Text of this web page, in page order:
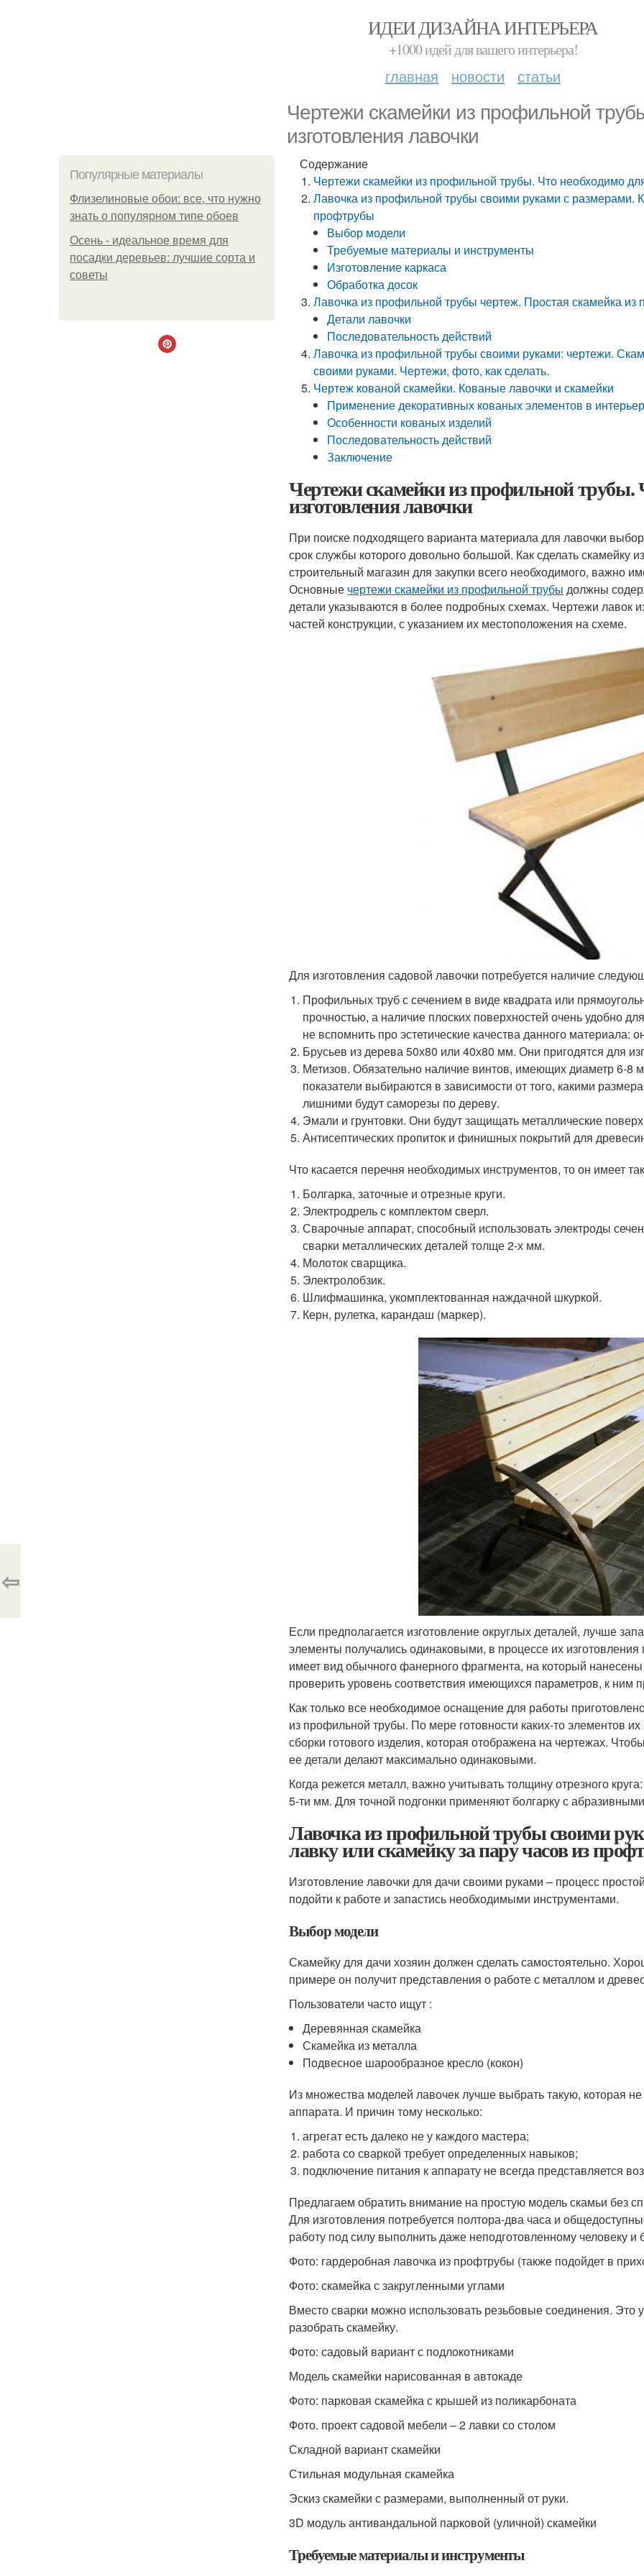
ИДЕИ ДИЗАЙНА ИНТЕРЬЕРА
+1000 идей для вашего интерьера!
главная новости статьи
Чертежи скамейки из профильной
изготовления лавочки
Популярные материалы
Флизелиновые обои: все, что нужно
знать о популярном типе обоев
Осень - идеальное время для
посадки деревьев: лучшие сорта и
советы
Содержание
Чертежи скамейки из профильной трубы. Что необходимо
Лавочка из профильной трубы своими руками с размерами.
профтрубы
Выбор модели
Требуемые материалы и инструменты
Изготовление каркаса
Обработка досок
Лавочка из профильной трубы чертеж. Простая скамейка
Детали лавочки
Последовательность действий
Лавочка из профильной трубы своими руками: чертежи.
своими руками. Чертежи, фото, как сделать.
Чертеж кованой скамейки. Кованые лавочки и скамейки
Применение декоративных кованых элементов в
Особенности кованых изделий
Последовательность действий
Заключение
Чертежи скамейки из профильной трубы.
изготовления лавочки
При поиске подходящего варианта материала для лавочки
срок службы которого довольно большой. Как сделать
строительный магазин для закупки всего необходимого, важно
Основные чертежи скамейки из профильной трубы должны
детали указываются в более подробных схемах. Чертежи
частей конструкции, с указанием их местоположения на схеме.
Для изготовления садовой лавочки потребуется наличие
Профильных труб с сечением в виде квадрата или
прочностью, а наличие плоских поверхностей очень удобно
не вспомнить про эстетические качества данного
Брусьев из дерева 50х80 или 40х80 мм. Они пригодятся для
Метизов. Обязательно наличие винтов, имеющих диаметр 6-
показатели выбираются в зависимости от того, какими
лишними будут саморезы по дереву.
Эмали и грунтовки. Они будут защищать металлические
Антисептических пропиток и финишных покрытий для
Что касается перечня необходимых инструментов, то он имеет
Болгарка, заточные и отрезные круги.
Электродрель с комплектом сверл.
Сварочные аппарат, способный использовать электроды
сварки металлических деталей толще 2-х мм.
Молоток сварщика.
Электролобзик.
Шлифмашинка, укомплектованная наждачной шкуркой.
Керн, рулетка, карандаш (маркер).
Если предполагается изготовление округлых деталей, лучше
элементы получались одинаковыми, в процессе их изготовления
имеет вид обычного фанерного фрагмента, на который
проверить уровень соответствия имеющихся параметров, к
Как только все необходимое оснащение для работы
из профильной трубы. По мере готовности каких-то элементов
сборки готового изделия, которая отображена на чертежах.
ее детали делают максимально одинаковыми.
Когда режется металл, важно учитывать толщину отрезного
5-ти мм. Для точной подгонки применяют болгарку с
Лавочка из профильной трубы своими
лавку или скамейку за пару часов из
Изготовление лавочки для дачи своими руками – процесс
подойти к работе и запастись необходимыми инструментами.
Выбор модели
Скамейку для дачи хозяин должен сделать самостоятельно.
примере он получит представления о работе с металлом и
Пользователи часто ищут :
Деревянная скамейка
Скамейка из металла
Подвесное шарообразное кресло (кокон)
Из множества моделей лавочек лучше выбрать такую, которая
аппарата. И причин тому несколько:
агрегат есть далеко не у каждого мастера;
работа со сваркой требует определенных навыков;
подключение питания к аппарату не всегда представляется
Предлагаем обратить внимание на простую модель скамьи без
Для изготовления потребуется полтора-два часа и
работу под силу выполнить даже неподготовленному человеку и
Фото: гардеробная лавочка из профтрубы (также подойдет в
Фото: скамейка с закругленными углами
Вместо сварки можно использовать резьбовые соединения. Это
разобрать скамейку.
Фото: садовый вариант с подлокотниками
Модель скамейки нарисованная в автокаде
Фото: парковая скамейка с крышей из поликарбоната
Фото. проект садовой мебели – 2 лавки со столом
Складной вариант скамейки
Стильная модульная скамейка
Эскиз скамейки с размерами, выполненный от руки.
3D модуль антивандальной парковой (уличной) скамейки
Требуемые материалы и инструменты
⇦